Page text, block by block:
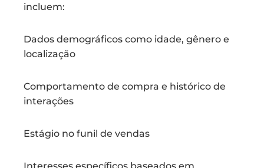
incluem:
Dados demográficos como idade, gênero e
localização
Comportamento de compra e histórico de
interações
Estágio no funil de vendas